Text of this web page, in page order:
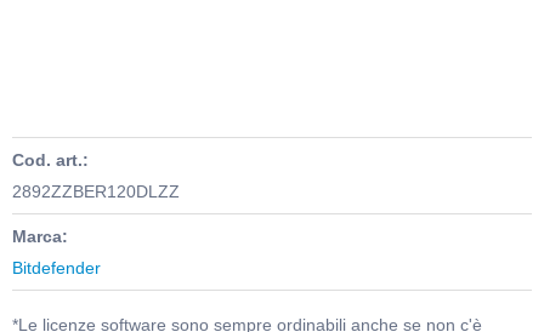
Cod. art.:
2892ZZBER120DLZZ
Marca:
Bitdefender
*Le licenze software sono sempre ordinabili anche se non c'è